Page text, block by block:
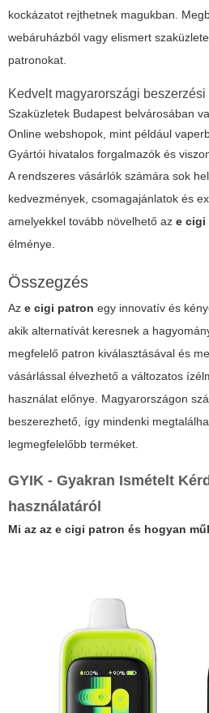
kockázatot rejthetnek magukban.
webáruházból vagy elismert
patronokat.
Kedvelt magyarországi beszerzési
Szaküzletek Budapest belvárosában
Online webshopok, mint például
Gyártói hivatalos forgalmazók és
A rendszeres vásárlók számára sok
kedvezmények, csomagajánlatok és
amelyekkel tovább növelhető az e cigi
élménye.
Összegzés
Az e cigi patron egy innovatív és
akik alternatívát keresnek a
megfelelő patron kiválasztásával és
vásárlással élvezhető a változatos
használat előnye. Magyarországon
beszerezhető, így mindenki
legmegfelelőbb terméket.
GYIK - Gyakran Ismételt
használatáról
Mi az az e cigi patron és hogyan